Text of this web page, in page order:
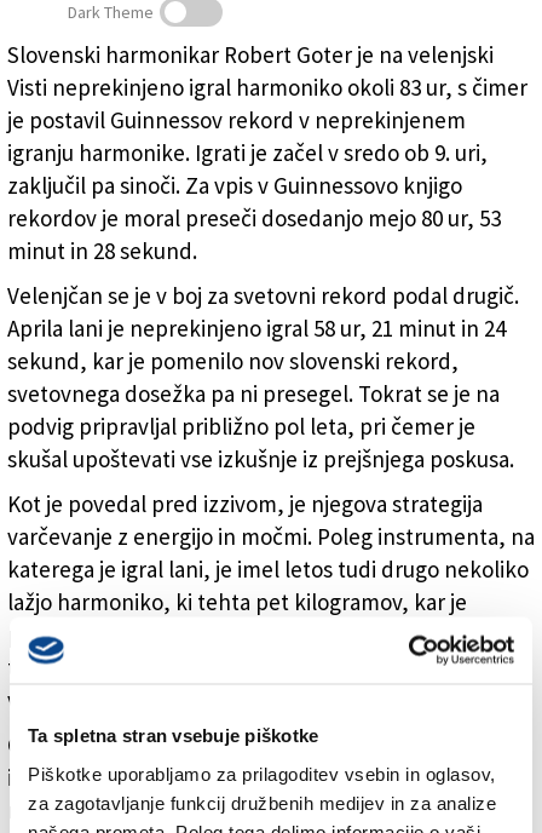
Ta spletna stran vsebuje piškotke
Piškotke uporabljamo za prilagoditev vsebin in oglasov,
za zagotavljanje funkcij družbenih medijev in za analize
Robert Goter po 83 urah igranja (ZAJEM ZASLONA)
Dark Theme
Slovenski harmonikar Robert Goter je na velenjski
Visti neprekinjeno igral harmoniko okoli 83 ur, s čimer
je postavil Guinnessov rekord v neprekinjenem
igranju harmonike. Igrati je začel v sredo ob 9. uri,
zaključil pa sinoči. Za vpis v Guinnessovo knjigo
rekordov je moral preseči dosedanjo mejo 80 ur, 53
minut in 28 sekund.
Velenjčan se je v boj za svetovni rekord podal drugič.
Aprila lani je neprekinjeno igral 58 ur, 21 minut in 24
sekund, kar je pomenilo nov slovenski rekord,
svetovnega dosežka pa ni presegel. Tokrat se je na
podvig pripravljal približno pol leta, pri čemer je
skušal upoštevati vse izkušnje iz prejšnjega poskusa.
Kot je povedal pred izzivom, je njegova strategija
varčevanje z energijo in močmi. Poleg instrumenta, na
katerega je igral lani, je imel letos tudi drugo nekoliko
lažjo harmoniko, ki tehta pet kilogramov, kar je
približno kilogram manj. Novost letošnjega poskusa je
tudi poseben zvočni signal, kdaj se mora po premoru
vrniti k igranju.
Goter je pred začetkom igranja povedal, da ima rad
izzive in drugačne ideje. Spomnil je, da je ustvaril prvi
računalniški program za učenje harmonike na svetu,